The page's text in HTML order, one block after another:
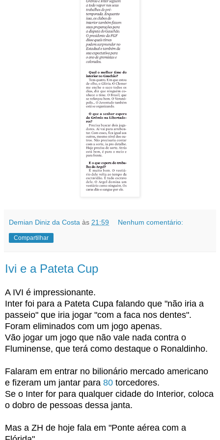
Demian Diniz da Costa às 21:59 Nenhum comentário:
Compartilhar
Ivi e a Pateta Cup
A IVI é impressionante.
Inter foi para a Pateta Cupa falando que "não iria a
passeio" que iria jogar "com a faca nos dentes".
Foram eliminados com um jogo apenas.
Vão jogar um jogo que não vale nada contra o
Fluminense, que terá como destaque o Ronaldinho.
Falaram em entrar no bilionário mercado americano
e fizeram um jantar para 80 torcedores.
Se o Inter for para qualquer cidade do Interior, coloca
o dobro de pessoas dessa janta.
Mas a ZH de hoje fala em "Ponte aérea com a